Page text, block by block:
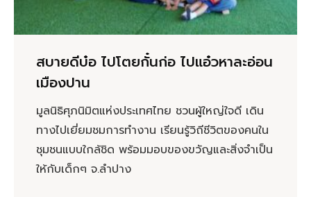
สบายดีบ๋อ ไปโตยกั๋นก่อ ไปแอ๋วหาละอ่อน
เมืองปาน
มูลนิธิศุภนิมิตแห่งประเทศไทย ชวนผู้ใหญ่ใจดี เดิน
ทางไปเยี่ยมชมการทำงาน เรียนรู้วิถีชีวิตของคนใน
ชุมชนแบบใกล้ชิด พร้อมมอบของขวัญและสิ่งจำเป็น
ให้กับเด็กๆ จ.ลำปาง